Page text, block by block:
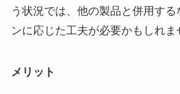
う状況では、他の製品と併用す
ンに応じた工夫が必要かもしれま
メリット